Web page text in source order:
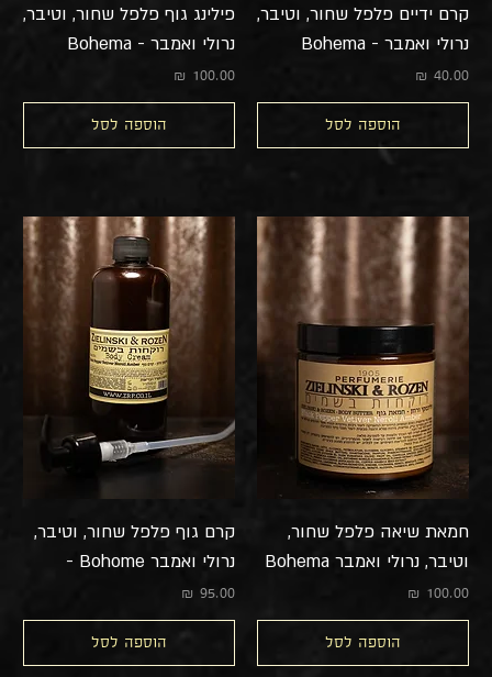
קרם ידיים פלפל שחור, וטיבר,
נרולי ואמבר - Bohema
מחיר
הוספה לסל
פילינג גוף פלפל שחור, וטיבר,
נרולי ואמבר - Bohema
מחיר
הוספה לסל
חמאת שיאה פלפל שחור,
וטיבר, נרולי ואמבר Bohema
מחיר
הוספה לסל
קרם גוף פלפל שחור, וטיבר,
נרולי ואמבר Bohome -
מחיר
הוספה לסל